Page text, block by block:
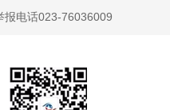
报电话023-76036009